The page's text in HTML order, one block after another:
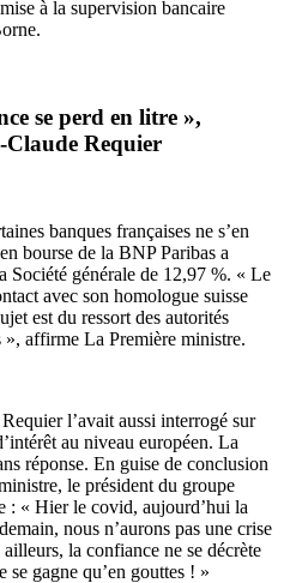
à la supervision bancaire
se perd en litre »,
Claude Requier
banques françaises ne s’en
bourse de la BNP Paribas a
Société générale de 12,97 %. « Le
avec son homologue suisse
est du ressort des autorités
», affirme La Première ministre.
l’avait aussi interrogé sur
au niveau européen. La
réponse. En guise de conclusion
le président du groupe
: « Hier le covid, aujourd’hui la
nous n’aurons pas une crise
la confiance ne se décrète
se gagne qu’en gouttes ! »